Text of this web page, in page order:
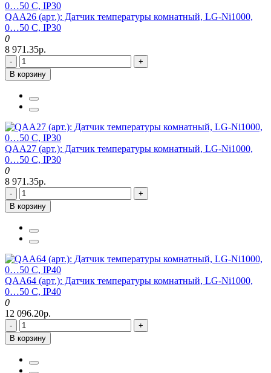
QAA26 (арт.): Датчик температуры комнатный, LG-Ni1000,
0…50 C, IP30
0
8 971.35р.
-
+
В корзину
QAA27 (арт.): Датчик температуры комнатный, LG-Ni1000,
0…50 C, IP30
0
8 971.35р.
-
+
В корзину
QAA64 (арт.): Датчик температуры комнатный, LG-Ni1000,
0…50 C, IP40
0
12 096.20р.
-
+
В корзину